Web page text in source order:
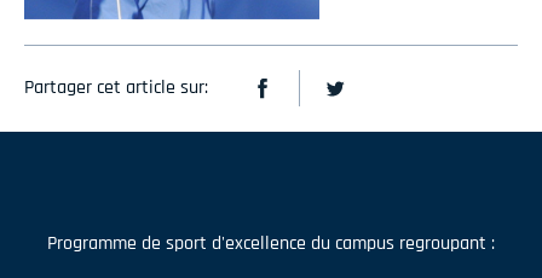
Partager cet article sur:
Programme de sport d'excellence du campus regroupant :